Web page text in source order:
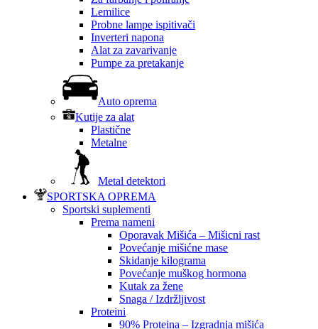
Lemilice
Probne lampe ispitivači
Inverteri napona
Alat za zavarivanje
Pumpe za pretakanje
Auto oprema
Kutije za alat
Plastične
Metalne
Metal detektori
SPORTSKA OPREMA
Sportski suplementi
Prema nameni
Oporavak Mišića – Mišicni rast
Povećanje mišićne mase
Skidanje kilograma
Povećanje muškog hormona
Kutak za žene
Snaga / Izdržljivost
Proteini
90% Proteina – Izgradnja mišića